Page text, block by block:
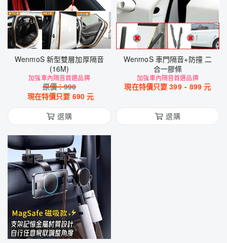
WenmoS 新型雙層加厚隔音
(16M)
加強車內隔音首選品牌
原價：990
現在特價只要 690 元
選購
WenmoS 車門隔音+防撞 二
合一膠條
加強車內隔音首選品牌
現在特價只要399 - 899 元
選購